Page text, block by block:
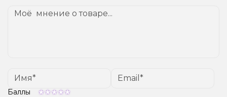
Баллы